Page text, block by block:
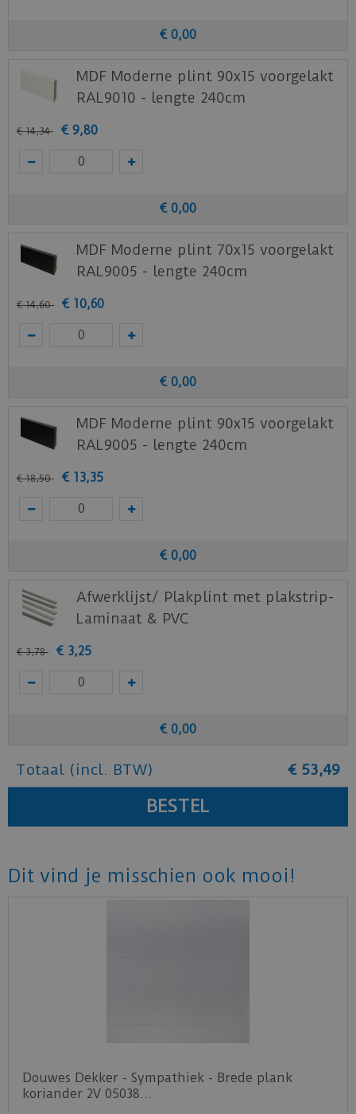
€ 0,00
MDF Moderne plint 90x15 voorgelakt
RAL9010 - lengte 240cm
€ 14,34 € 9,80
€ 0,00
MDF Moderne plint 70x15 voorgelakt
RAL9005 - lengte 240cm
€ 14,60 € 10,60
€ 0,00
MDF Moderne plint 90x15 voorgelakt
RAL9005 - lengte 240cm
€ 18,50 € 13,35
€ 0,00
Afwerklijst/ Plakplint met plakstrip-
Laminaat & PVC
€ 3,78 € 3,25
€ 0,00
Totaal (incl. BTW) € 53,49
Dit vind je misschien ook mooi!
Douwes Dekker - Sympathiek - Brede plank
koriander 2V 05038…